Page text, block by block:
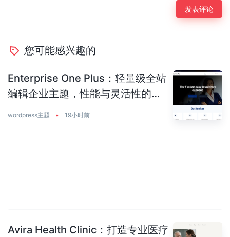
您可能感兴趣的
Enterprise One Plus：轻量级全站
编辑企业主题，性能与灵活性的完
wordpress主题 • 19小时前
Avira Health Clinic：打造专业医疗